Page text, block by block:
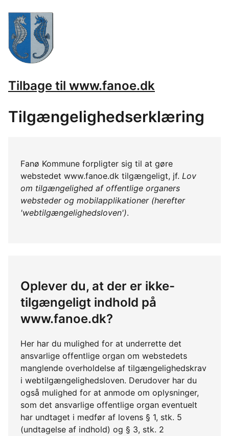
Tilbage til www.fanoe.dk
Tilgængelighedserklæring
Fanø Kommune forpligter sig til at gøre
webstedet www.fanoe.dk tilgængeligt, jf. Lov
om tilgængelighed af offentlige organers
websteder og mobilapplikationer (herefter
'webtilgængelighedsloven').
Oplever du, at der er ikke-
tilgængeligt indhold på
www.fanoe.dk?
Her har du mulighed for at underrette det
ansvarlige offentlige organ om webstedets
manglende overholdelse af tilgængelighedskrav
i webtilgængelighedsloven. Derudover har du
også mulighed for at anmode om oplysninger,
som det ansvarlige offentlige organ eventuelt
har undtaget i medfør af lovens § 1, stk. 5
(undtagelse af indhold) og § 3, stk. 2